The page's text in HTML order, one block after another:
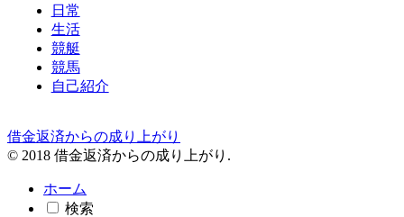
日常
生活
競艇
競馬
自己紹介
借金返済からの成り上がり
© 2018 借金返済からの成り上がり.
ホーム
検索